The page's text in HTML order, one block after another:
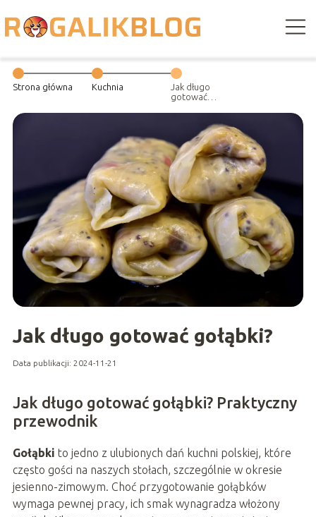
Strona główna Kuchnia
Jak długo
gotować
Jak długo gotować gołąbki?
Data publikacji: 2024-11-21
Jak długo gotować gołąbki? Praktyczny
przewodnik
Gołąbki to jedno z ulubionych dań kuchni polskiej, które
często gości na naszych stołach, szczególnie w okresie
jesienno-zimowym. Choć przygotowanie gołąbków
wymaga pewnej pracy, ich smak wynagradza włożony